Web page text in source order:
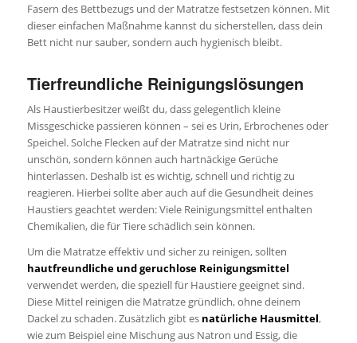
Fasern des Bettbezugs und der Matratze festsetzen können. Mit
dieser einfachen Maßnahme kannst du sicherstellen, dass dein
Bett nicht nur sauber, sondern auch hygienisch bleibt.
Tierfreundliche Reinigungslösungen
Als Haustierbesitzer weißt du, dass gelegentlich kleine
Missgeschicke passieren können – sei es Urin, Erbrochenes oder
Speichel. Solche Flecken auf der Matratze sind nicht nur
unschön, sondern können auch hartnäckige Gerüche
hinterlassen. Deshalb ist es wichtig, schnell und richtig zu
reagieren. Hierbei sollte aber auch auf die Gesundheit deines
Haustiers geachtet werden: Viele Reinigungsmittel enthalten
Chemikalien, die für Tiere schädlich sein können.
Um die Matratze effektiv und sicher zu reinigen, sollten
hautfreundliche und geruchlose Reinigungsmittel
verwendet werden, die speziell für Haustiere geeignet sind.
Diese Mittel reinigen die Matratze gründlich, ohne deinem
Dackel zu schaden. Zusätzlich gibt es natürliche Hausmittel,
wie zum Beispiel eine Mischung aus Natron und Essig, die